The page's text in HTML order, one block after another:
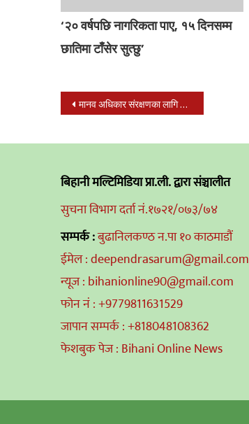
‘२० वर्षपछि नागरिकता पाए, १५ दिनसम्म
छातिमा टाँसेर सुत्छु’
Post
मानव अधिकार संरक्षणका लागि सरकारी तथा गैरसरकारी सस्था जिम्मेवार हुनुपर्ने
बिहानी मल्टिमिडिया प्रा.ली. द्वारा संञ्चालीत
सुचना विभाग दर्ता नं.१७२१/०७३/७४
सम्पर्क :बुढानिलकण्ठ न.पा १० काठमाडौं
ईमेल : deependrasarum@gmail.com
न्यूज : bihanionline90@gmail.com
फोन नं : +9779811631529
जापान सम्पर्क : +818048108362
फेशबुक पेज : Bihani Online News